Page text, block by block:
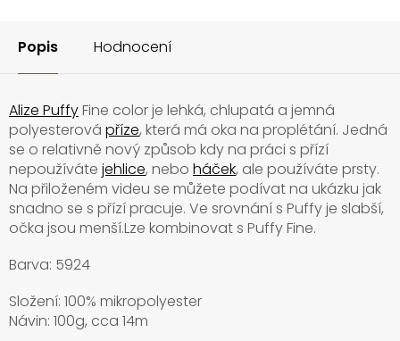
Popis Hodnocení
Alize PuffyFine color je lehká, chlupatá a jemná
polyesterová příze, která má oka na proplétání. Jedná
se o relativně nový způsob kdy na práci s přízí
nepoužíváte jehlice, nebo háček, ale používáte prsty.
Na přiloženém videu se můžete podívat na ukázku jak
snadno se s přízí pracuje. Ve srovnání s Puffy je slabší,
očka jsou menší.Lze kombinovat s Puffy Fine.
Barva: 5924
Složení: 100% mikropolyester
Návin: 100g, cca 14m